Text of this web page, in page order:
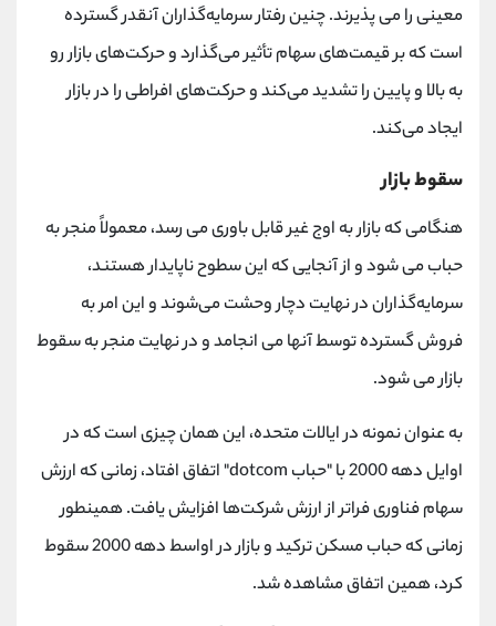
معینی را می پذیرند. چنین رفتار سرمایه‌گذاران آنقدر گسترده
است که بر قیمت‌های سهام تأثیر می‌گذارد و حرکت‌های بازار رو
به بالا و پایین را تشدید می‌کند و حرکت‌های افراطی را در بازار
ایجاد می‌کند.
سقوط بازار
هنگامی که بازار به اوج غیر قابل باوری می رسد، معمولاً منجر به
حباب می شود و از آنجایی که این سطوح ناپایدار هستند،
سرمایه‌گذاران در نهایت دچار وحشت می‌شوند و این امر به
فروش گسترده توسط آنها می انجامد و در نهایت منجر به سقوط
بازار می شود.
به عنوان نمونه در ایالات متحده، این همان چیزی است که در
اوایل دهه 2000 با "حباب dotcom" اتفاق افتاد، زمانی که ارزش
سهام‌ فناوری فراتر از ارزش شرکت‌ها افزایش یافت. همینطور
زمانی که حباب مسکن ترکید و بازار در اواسط دهه 2000 سقوط
کرد، همین اتفاق مشاهده شد.